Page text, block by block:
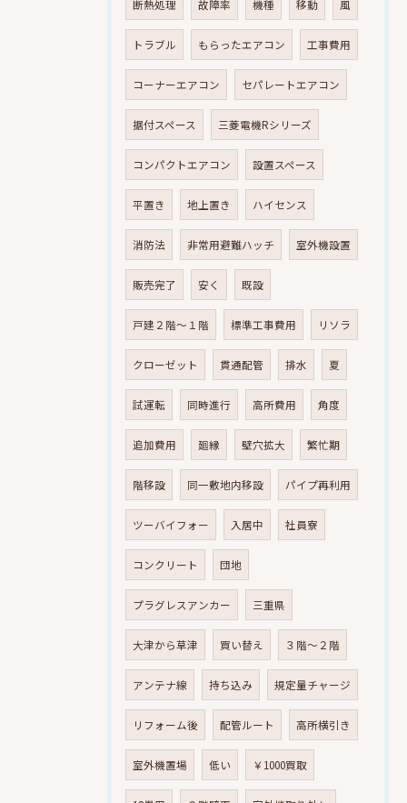
断熱処理 故障率 機種 移動 風
トラブル もらったエアコン 工事費用
コーナーエアコン セパレートエアコン
据付スペース 三菱電機Rシリーズ
コンパクトエアコン 設置スペース
平置き 地上置き ハイセンス
消防法 非常用避難ハッチ 室外機設置
販売完了 安く 既設
戸建２階～１階 標準工事費用 リソラ
クローゼット 貫通配管 排水 夏
試運転 同時進行 高所費用 角度
追加費用 廻縁 壁穴拡大 繁忙期
階移設 同一敷地内移設 パイプ再利用
ツーバイフォー 入居中 社員寮
コンクリート 団地
プラグレスアンカー 三重県
大津から草津 買い替え ３階～２階
アンテナ線 持ち込み 規定量チャージ
リフォーム後 配管ルート 高所横引き
室外機置場 低い ￥1000買取